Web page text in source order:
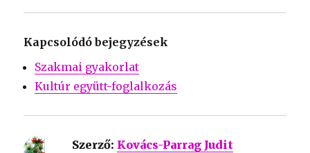
Kapcsolódó bejegyzések
Szakmai gyakorlat
Kultúr együtt-foglalkozás
Szerző: Kovács-Parrag Judit